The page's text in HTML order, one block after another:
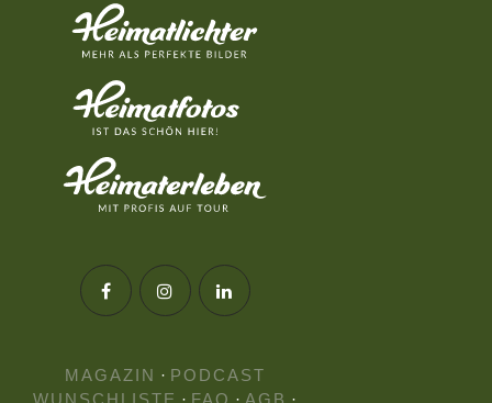
MAGAZIN · PODCAST
WUNSCHLISTE · FAQ · AGB ·